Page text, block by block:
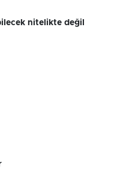
nitelikte değil